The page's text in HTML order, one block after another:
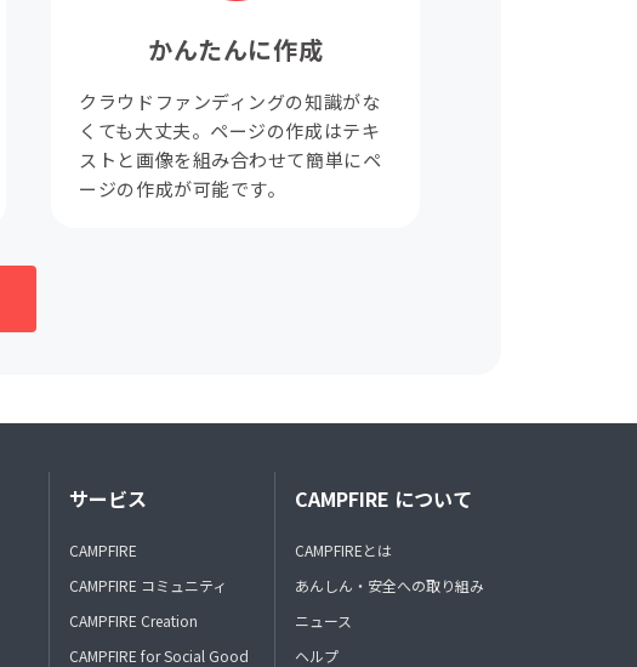
かんたんに作成
クラウドファンディングの知識がな
くても大丈夫。ページの作成はテキ
ストと画像を組み合わせて簡単にペ
ージの作成が可能です。
サービス
CAMPFIRE
CAMPFIRE コミュニティ
CAMPFIRE Creation
CAMPFIRE for Social Good
CAMPFIRE について
CAMPFIREとは
あんしん・安全への取り組み
ニュース
ヘルプ